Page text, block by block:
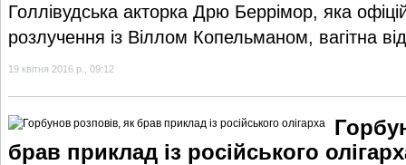
Голлівудська акторка Дрю Беррімор, яка
розлучення із Віллом Копельманом, вагітна
19 квітня 2016 р., 09:12
брав приклад із російського